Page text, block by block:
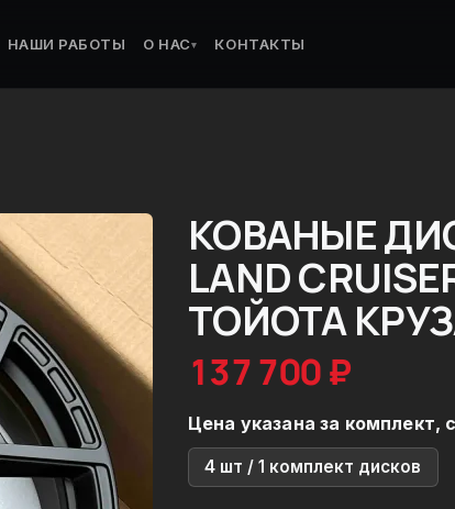
НАШИ РАБОТЫ О НАС▾ КОНТАКТЫ
КОВАНЫЕ
LAND
ТОЙОТА
137 700 ₽
Цена указана за комплект,
4 шт / 1 комплект дисков